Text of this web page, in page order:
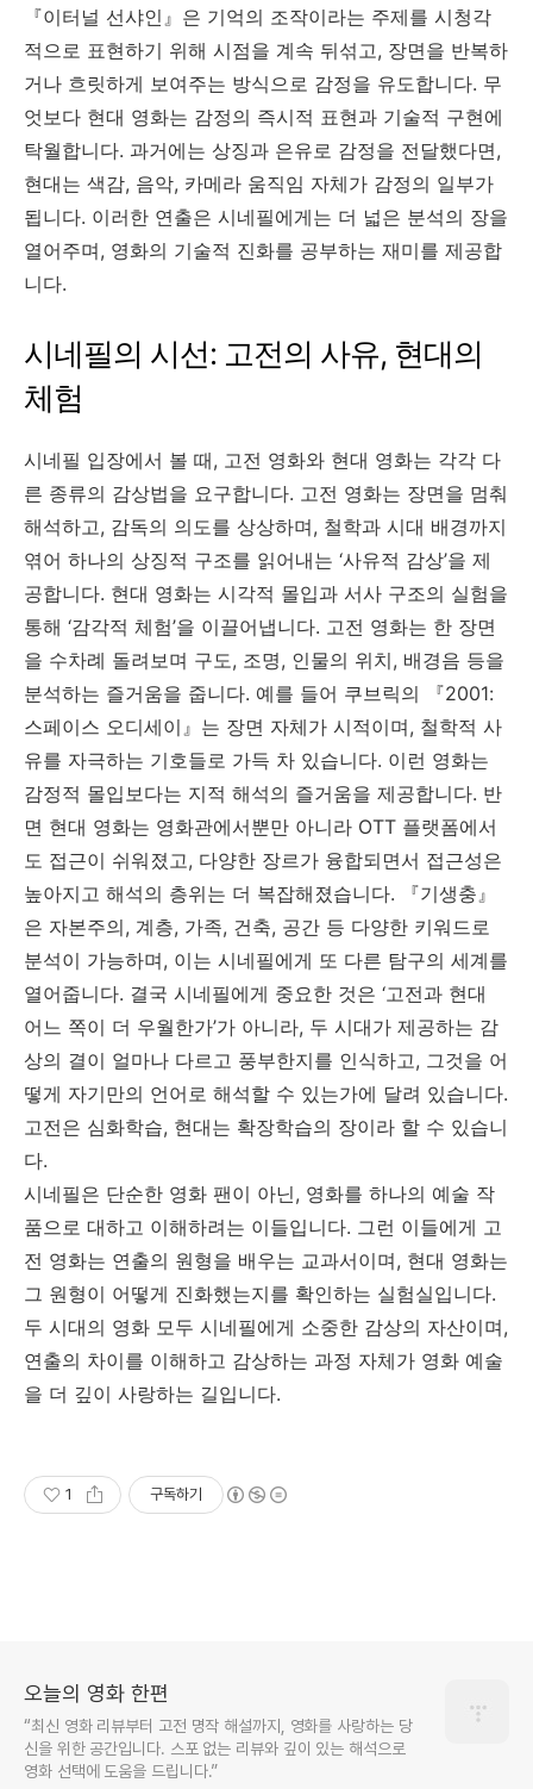
『이터널 선샤인』은 기억의 조작이라는 주제를 시청각
적으로 표현하기 위해 시점을 계속 뒤섞고, 장면을 반복하
거나 흐릿하게 보여주는 방식으로 감정을 유도합니다. 무
엇보다 현대 영화는 감정의 즉시적 표현과 기술적 구현에
탁월합니다. 과거에는 상징과 은유로 감정을 전달했다면,
현대는 색감, 음악, 카메라 움직임 자체가 감정의 일부가
됩니다. 이러한 연출은 시네필에게는 더 넓은 분석의 장을
열어주며, 영화의 기술적 진화를 공부하는 재미를 제공합
니다.
시네필의 시선: 고전의 사유, 현대의
체험
시네필 입장에서 볼 때, 고전 영화와 현대 영화는 각각 다
른 종류의 감상법을 요구합니다. 고전 영화는 장면을 멈춰
해석하고, 감독의 의도를 상상하며, 철학과 시대 배경까지
엮어 하나의 상징적 구조를 읽어내는 ‘사유적 감상’을 제
공합니다. 현대 영화는 시각적 몰입과 서사 구조의 실험을
통해 ‘감각적 체험’을 이끌어냅니다. 고전 영화는 한 장면
을 수차례 돌려보며 구도, 조명, 인물의 위치, 배경음 등을
분석하는 즐거움을 줍니다. 예를 들어 쿠브릭의 『2001:
스페이스 오디세이』는 장면 자체가 시적이며, 철학적 사
유를 자극하는 기호들로 가득 차 있습니다. 이런 영화는
감정적 몰입보다는 지적 해석의 즐거움을 제공합니다. 반
면 현대 영화는 영화관에서뿐만 아니라 OTT 플랫폼에서
도 접근이 쉬워졌고, 다양한 장르가 융합되면서 접근성은
높아지고 해석의 층위는 더 복잡해졌습니다. 『기생충』
은 자본주의, 계층, 가족, 건축, 공간 등 다양한 키워드로
분석이 가능하며, 이는 시네필에게 또 다른 탐구의 세계를
열어줍니다. 결국 시네필에게 중요한 것은 ‘고전과 현대
어느 쪽이 더 우월한가’가 아니라, 두 시대가 제공하는 감
상의 결이 얼마나 다르고 풍부한지를 인식하고, 그것을 어
떻게 자기만의 언어로 해석할 수 있는가에 달려 있습니다.
고전은 심화학습, 현대는 확장학습의 장이라 할 수 있습니
다.
시네필은 단순한 영화 팬이 아닌, 영화를 하나의 예술 작
품으로 대하고 이해하려는 이들입니다. 그런 이들에게 고
전 영화는 연출의 원형을 배우는 교과서이며, 현대 영화는
그 원형이 어떻게 진화했는지를 확인하는 실험실입니다.
두 시대의 영화 모두 시네필에게 소중한 감상의 자산이며,
연출의 차이를 이해하고 감상하는 과정 자체가 영화 예술
을 더 깊이 사랑하는 길입니다.
1 구독하기
오늘의 영화 한편
“최신 영화 리뷰부터 고전 명작 해설까지, 영화를 사랑하는 당
신을 위한 공간입니다. 스포 없는 리뷰와 깊이 있는 해석으로
영화 선택에 도움을 드립니다.”